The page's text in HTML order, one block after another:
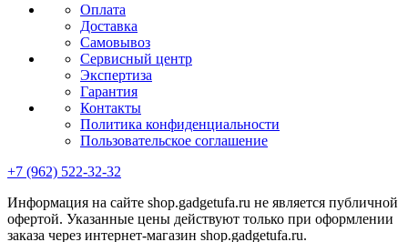
Оплата
Доставка
Самовывоз
Сервисный центр
Экспертиза
Гарантия
Контакты
Политика конфиденциальности
Пользовательское соглашение
+7 (962) 522-32-32
Информация на сайте shop.gadgetufa.ru не является публичной
офертой. Указанные цены действуют только при оформлении
заказа через интернет-магазин shop.gadgetufa.ru.